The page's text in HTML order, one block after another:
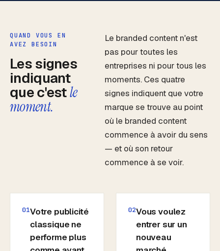
QUAND VOUS EN
AVEZ BESOIN
Les signes
indiquant
que c'estle
moment.
Le branded content n'est
pas pour toutes les
entreprises ni pour tous les
moments. Ces quatre
signes indiquent que votre
marque se trouve au point
où le branded content
commence à avoir du sens
— et où son retour
commence à se voir.
01Votre publicité
classique ne
performe plus
02Vous voulez
entrer sur un
nouveau